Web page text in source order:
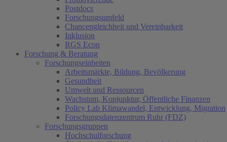
Postdocs
Forschungsumfeld
Chancengleichheit und Vereinbarkeit
Inklusion
RGS Econ
Forschung & Beratung
Forschungseinheiten
Arbeitsmärkte, Bildung, Bevölkerung
Gesundheit
Umwelt und Ressourcen
Wachstum, Konjunktur, Öffentliche Finanzen
Policy Lab Klimawandel, Entwicklung, Migration
Forschungsdatenzentrum Ruhr (FDZ)
Forschungsgruppen
Hochschulforschung